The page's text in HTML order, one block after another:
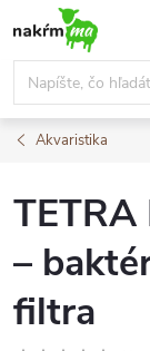
na
obsah
Akvaristika
–
filtra